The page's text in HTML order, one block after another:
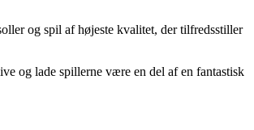
og spil af højeste kvalitet, der tilfredsstiller
og lade spillerne være en del af en fantastisk